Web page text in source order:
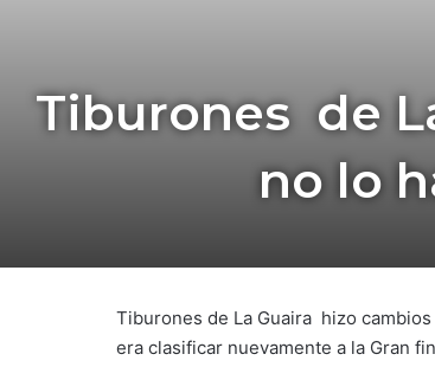
Tiburones de
no lo
Tiburones de La Guaira hizo
era clasificar nuevamente a la Gran